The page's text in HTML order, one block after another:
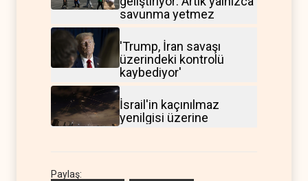
savunma yetmez
'Trump, İran savaşı
üzerindeki kontrolü
kaybediyor'
İsrail'in kaçınılmaz
yenilgisi üzerine
Paylaş: